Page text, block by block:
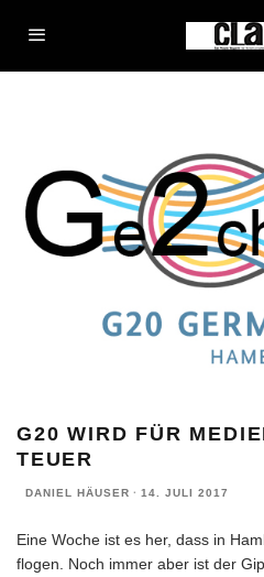
G20 WIRD FÜR
TEUER
DANIEL HÄUSER · 14. JULI 2017
Eine Woche ist es her, dass in
flogen. Noch immer aber ist der